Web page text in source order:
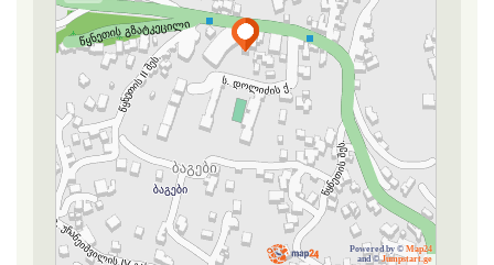
Powered by © Map24
and ©Jumpstart.ge